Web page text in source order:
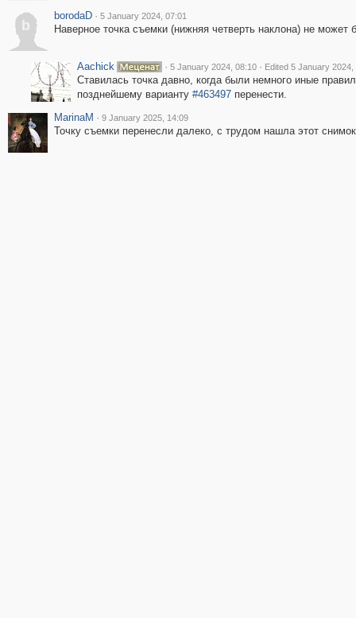
b
borodaD · 5 January 2024, 07:01
Наверное точка съемки (нижняя четверть наклона) не
Aachick · 5 January 2024, 08:10 · Edited 5 January 2024,
Ставилась точка давно, когда были немного иные
позднейшему варианту #463497перенести.
MarinaM · 9 January 2025, 14:09
Точку съемки перенесли далеко, с трудом нашла этот